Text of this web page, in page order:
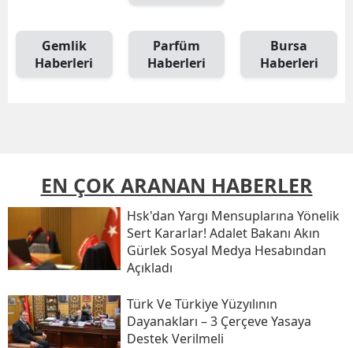
Gemlik
Haberleri
Parfüm
Haberleri
Bursa
Haberleri
EN ÇOK ARANAN HABERLER
Hsk'dan Yargı Mensuplarına Yönelik
Sert Kararlar! Adalet Bakanı Akın
Gürlek Sosyal Medya Hesabından
Açıkladı
Türk Ve Türkiye Yüzyılının
Dayanakları – 3 Çerçeve Yasaya
Destek Verilmeli